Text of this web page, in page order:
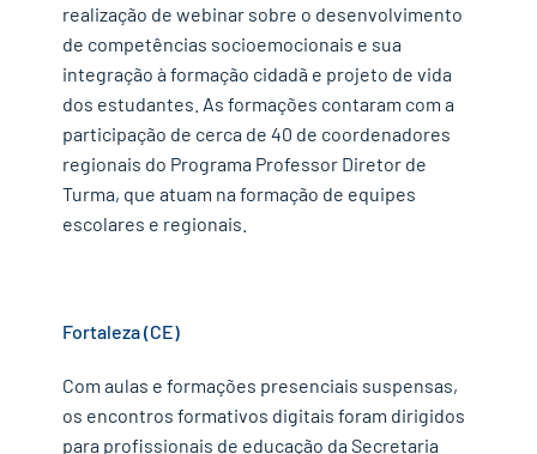
realização de webinar sobre o desenvolvimento
de competências socioemocionais e sua
integração à formação cidadã e projeto de vida
dos estudantes. As formações contaram com a
participação de cerca de 40 de coordenadores
regionais do Programa Professor Diretor de
Turma, que atuam na formação de equipes
escolares e regionais.
Fortaleza (CE)
Com aulas e formações presenciais suspensas,
os encontros formativos digitais foram dirigidos
para profissionais de educação da Secretaria